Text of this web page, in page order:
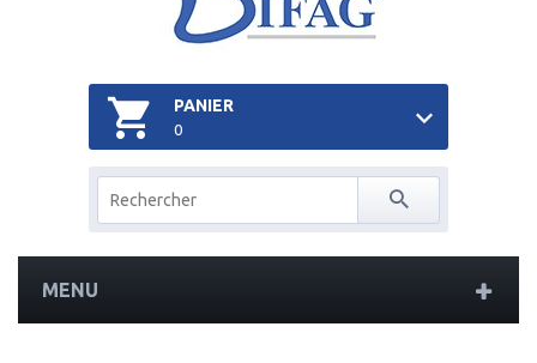
PANIER
0
MENU